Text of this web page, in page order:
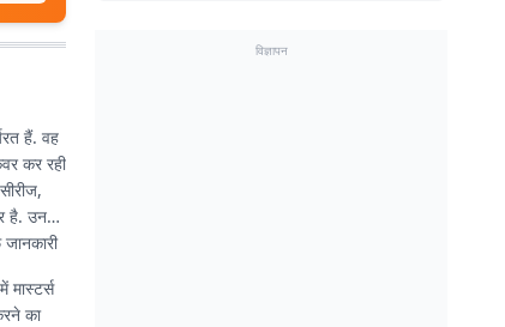
हैं. वह
कर रही
है. उनकी
मास्टर्स
का
विज्ञापन